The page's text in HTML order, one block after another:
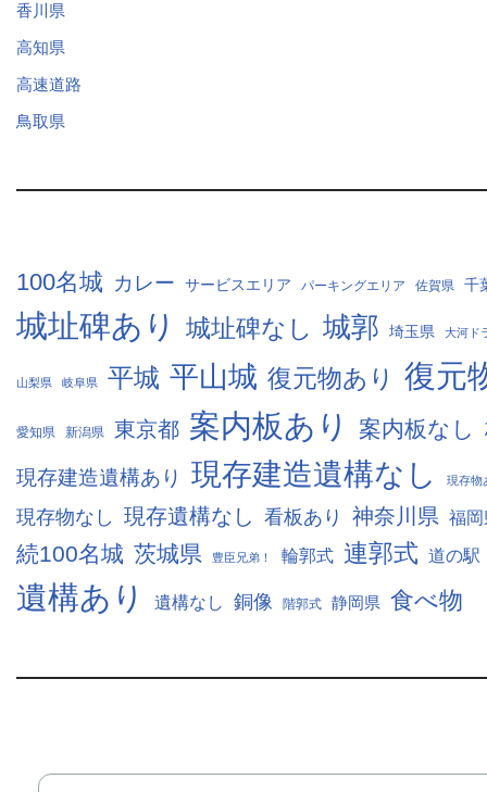
香川県
高知県
高速道路
鳥取県
100名城 カレー サービスエリア パーキングエリア 佐賀県 千
城址碑あり 城址碑なし 城郭 埼玉県 大河ド
山梨県 岐阜県 平城 平山城 復元物あり 復元
愛知県 新潟県 東京都 案内板あり 案内板なし
現存建造遺構あり 現存建造遺構なし 現存物
現存物なし 現存遺構なし 看板あり 神奈川県 福岡
続100名城 茨城県 豊臣兄弟！ 輪郭式 連郭式 道の駅
遺構あり 遺構なし 銅像 階郭式 静岡県 食べ物